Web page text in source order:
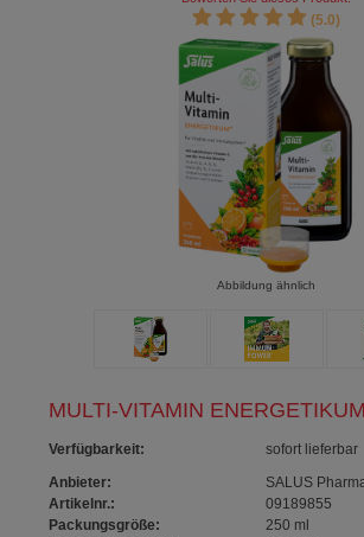
MULTI-VITAMIN
Verfügbarkeit:
sofort lieferbar
Anbieter:
SALUS
Artikelnr.:
09189855
Packungsgröße:
250 ml
(5.0)
Abbildung ähnlich